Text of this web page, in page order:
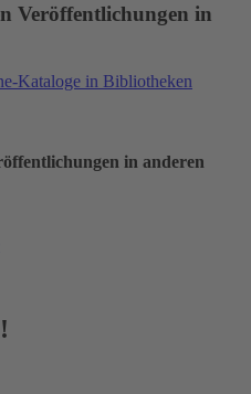
Veröffentlichungen in
Kataloge in Bibliotheken
in anderen